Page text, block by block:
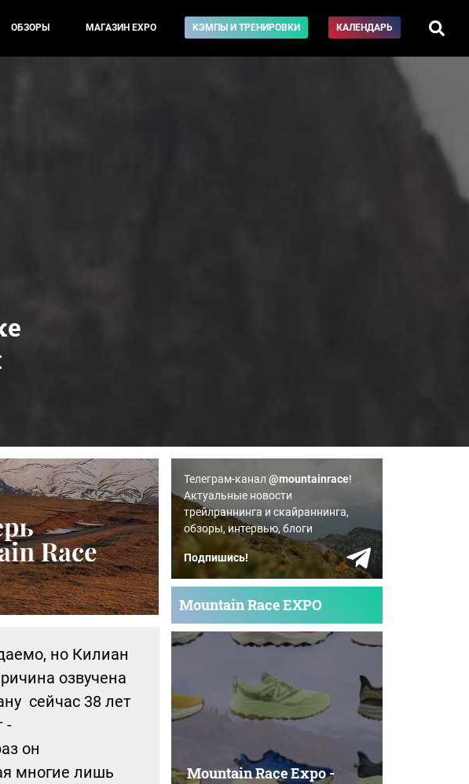
ОБЗОРЫ МАГАЗИН EXPO КЭМПЫ И ТРЕНИРОВКИ КАЛЕНДАРЬ
но Килиан
озвучена
сейчас 38 лет
-
он
многие лишь
Телеграм-канал @mountainrace!
Актуальные новости
трейлраннинга и скайраннинга,
обзоры, интервью, блоги
Подпишись!
Mountain Race EXPO
Mountain Race Expo -